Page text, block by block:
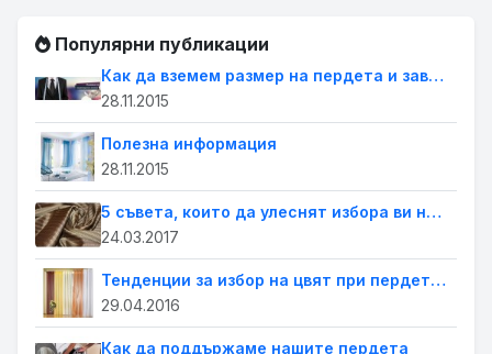
Популярни публикации
Как да вземем размер на пердета и завеси
28.11.2015
Полезна информация
28.11.2015
5 съвета, които да улеснят избора ви на пердета за дома
24.03.2017
Тенденции за избор на цвят при пердетата
29.04.2016
Как да поддържаме нашите пердета